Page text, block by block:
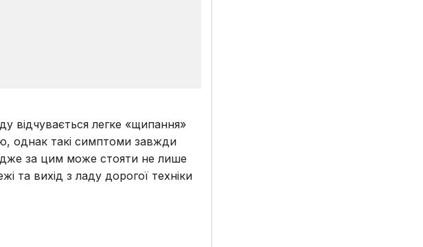
відчувається легке «щипання»
однак такі симптоми завжди
за цим може стояти не лише
та вихід з ладу дорогої техніки